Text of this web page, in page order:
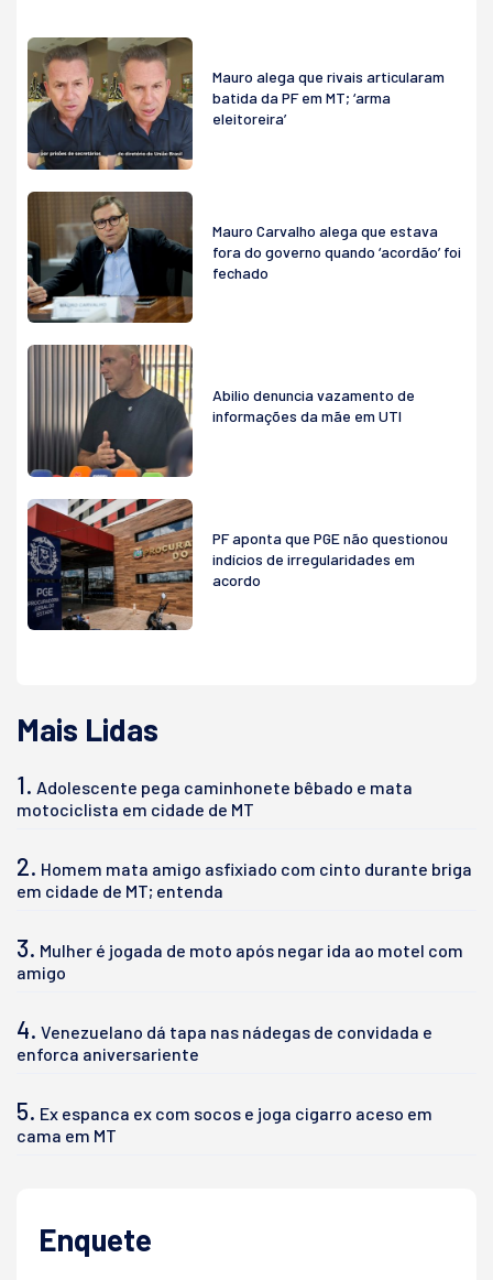
Mauro alega que rivais articularam
batida da PF em MT; ‘arma
eleitoreira’
Mauro Carvalho alega que estava
fora do governo quando ‘acordão’ foi
fechado
Abilio denuncia vazamento de
informações da mãe em UTI
PF aponta que PGE não questionou
indícios de irregularidades em
acordo
Mais Lidas
1. Adolescente pega caminhonete bêbado e mata
motociclista em cidade de MT
2. Homem mata amigo asfixiado com cinto durante briga
em cidade de MT; entenda
3. Mulher é jogada de moto após negar ida ao motel com
amigo
4. Venezuelano dá tapa nas nádegas de convidada e
enforca aniversariente
5. Ex espanca ex com socos e joga cigarro aceso em
cama em MT
Enquete